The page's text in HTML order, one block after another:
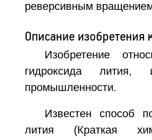
реверсивным
Описание изобретения
Изобретение
гидроксида лития,
промышленности.
Известен способ
лития (Краткая